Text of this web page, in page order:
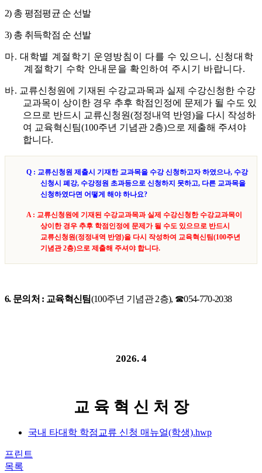
2) 총 평점평균 순 선발
3) 총 취득학점 순 선발
마.대학별 계절학기 운영방침이 다를 수 있으니 , 신청대학
계절학기 수학 안내문을 확인하여 주시기 바랍니다.
바. 교류신청원에 기재된 수강교과목과 실제 수강신청한 수강
교과목이 상이한 경우 추후 학점인정에 문제가 될 수도 있
으므로 반드시 교류신청원(정정내역 반영)을 다시 작성하
여 교육혁신팀(100주년 기념관 2층)으로 제출해 주셔야
합니다.
Q : 교류신청원 제출시 기재한 교과목을 수강 신청하고자 하였으나, 수강
신청시 폐강, 수강정원 초과등으로 신청하지 못하고, 다른 교과목을
신청하였다면 어떻게 해야 하나요?
A : 교류신청원에 기재된 수강교과목과 실제 수강신청한 수강교과목이
상이한 경우 추후 학점인정에 문제가 될 수도 있으므로 반드시
교류신청원(정정내역 반영)을 다시 작성하여 교육혁신팀(100주년
기념관2층)으로 제출해 주셔야 합니다.
6. 문의처 : 교육혁신팀(100주년 기념관2층), ☎054-770-2038
2026. 4
교 육 혁 신 처 장
국내 타대학 학점교류 신청 매뉴얼(학생).hwp
프린트
목록